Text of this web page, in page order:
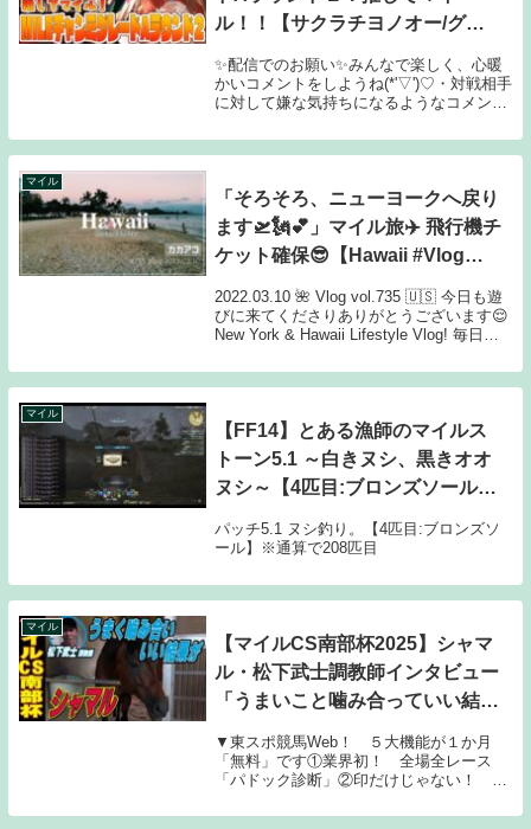
ル！！【サクラチヨノオー/グラ
✨配信でのお願い✨みんなで楽しく、心暖
かいコメントをしようね(*'▽')♡・対戦相手
に対して嫌な気持ちになるようなコメント
ほどに！遠野とお話してくれたらうれしい
☺・力不足なのは私自身理解していますの
マイル
「そろそろ、ニューヨークへ戻り
ます🛫🗽💕」マイル旅✈️ 飛行機チ
ケット確保😎【Hawaii #Vlog
vol.735】今日の散歩は #カカアコ
#ホノルル #ハワイ
2022.03.10 🌺 Vlog vol.735 🇺🇸 今日も遊
びに来てくださりありがとうございます😌
New York & Hawaii Lifestyle Vlog! 毎日ア
00:00 今日のハイライ...
マイル
【FF14】とある漁師のマイルス
トーン5.1 ～白きヌシ、黒きオオ
ヌシ～【4匹目:ブロンズソール】
パッチ5.1 ヌシ釣り。【4匹目:ブロンズソ
ール】※通算で208匹目
マイル
【マイルCS南部杯2025】シャマ
ル・松下武士調教師インタビュー
「うまいこと噛み合っていい結果
いる」《東スポ競馬》
▼東スポ競馬Web！ ５大機能が１か月
「無料」です①業界初！ 全場全レース
「パドック診断」②印だけじゃない！ 業
ひと目で分かる「東スポ指数」④現場記者